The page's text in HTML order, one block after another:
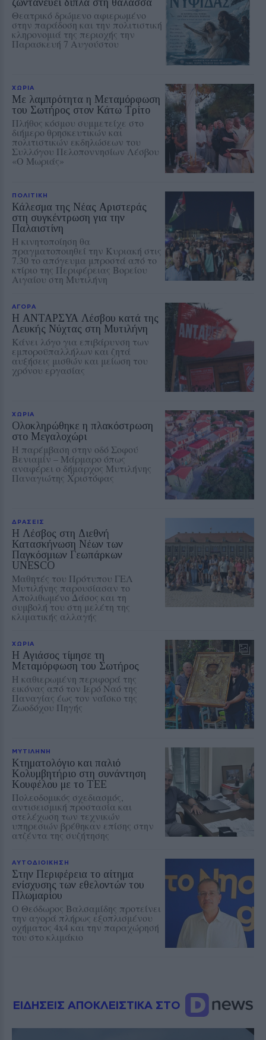
ζωντανεύει δίπλα στη θάλασσα
Θεατρικό δρώμενο αφιερωμένο
στην παράδοση και την πολιτιστική
κληρονομιά της περιοχής την
Παρασκευή 7 Αυγούστου
ΧΩΡΙΑ
Με λαμπρότητα η Μεταμόρφωση
του Σωτήρος στον Κάτω Τρίτο
Πλήθος κόσμου συμμετείχε στο
διήμερο θρησκευτικών και
πολιτιστικών εκδηλώσεων του
Συλλόγου Πελοποννησίων Λέσβου
«Ο Μωριάς»
ΠΟΛΙΤΙΚΗ
Κάλεσμα της Νέας Αριστεράς
στη συγκέντρωση για την
Παλαιστίνη
Η κινητοποίηση θα
πραγματοποιηθεί την Κυριακή στις
7.30 το απόγευμα μπροστά από το
κτίριο της Περιφέρειας Βορείου
Αιγαίου στη Μυτιλήνη
ΑΓΟΡΑ
Η ΑΝΤΑΡΣΥΑ Λέσβου κατά της
Λευκής Νύχτας στη Μυτιλήνη
Κάνει λόγο για επιβάρυνση των
εμποροϋπαλλήλων και ζητά
αυξήσεις μισθών και μείωση του
χρόνου εργασίας
ΧΩΡΙΑ
Ολοκληρώθηκε η πλακόστρωση
στο Μεγαλοχώρι
Η παρέμβαση στην οδό Σοφού
Βενιαμίν – Μάρμαρο όπως
αναφέρει ο δήμαρχος Μυτιλήνης
Παναγιώτης Χριστόφας
ΔΡΑΣΕΙΣ
Η Λέσβος στη Διεθνή
Κατασκήνωση Νέων των
Παγκόσμιων Γεωπάρκων
UNESCO
Μαθητές του Πρότυπου ΓΕΛ
Μυτιλήνης παρουσίασαν το
Απολιθωμένο Δάσος και τη
συμβολή του στη μελέτη της
κλιματικής αλλαγής
ΧΩΡΙΑ
Η Αγιάσος τίμησε τη
Μεταμόρφωση του Σωτήρος
Η καθιερωμένη περιφορά της
εικόνας από τον Ιερό Ναό της
Παναγίας έως τον ναΐσκο της
Ζωοδόχου Πηγής
ΜΥΤΙΛΗΝΗ
Κτηματολόγιο και παλιό
Κολυμβητήριο στη συνάντηση
Κουφέλου με το ΤΕΕ
Πολεοδομικός σχεδιασμός,
αντισεισμική προστασία και
στελέχωση των τεχνικών
υπηρεσιών βρέθηκαν επίσης στην
ατζέντα της συζήτησης
ΑΥΤΟΔΙΟΙΚΗΣΗ
Στην Περιφέρεια το αίτημα
ενίσχυσης των εθελοντών του
Πλωμαρίου
Ο Θεόδωρος Βαλσαμίδης προτείνει
την αγορά πλήρως εξοπλισμένου
οχήματος 4x4 και την παραχώρησή
του στο κλιμάκιο
ΕΙΔΗΣΕΙΣ ΑΠΟΚΛΕΙΣΤΙΚΑ ΣΤΟ